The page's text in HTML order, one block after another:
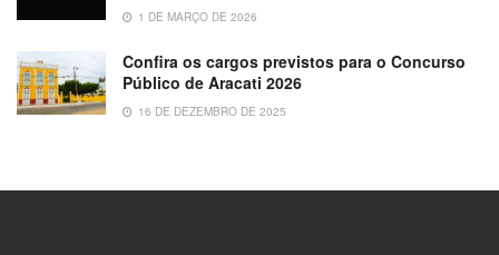
1 DE MARÇO DE 2026
Confira os cargos previstos para o Concurso
Público de Aracati 2026
16 DE DEZEMBRO DE 2025